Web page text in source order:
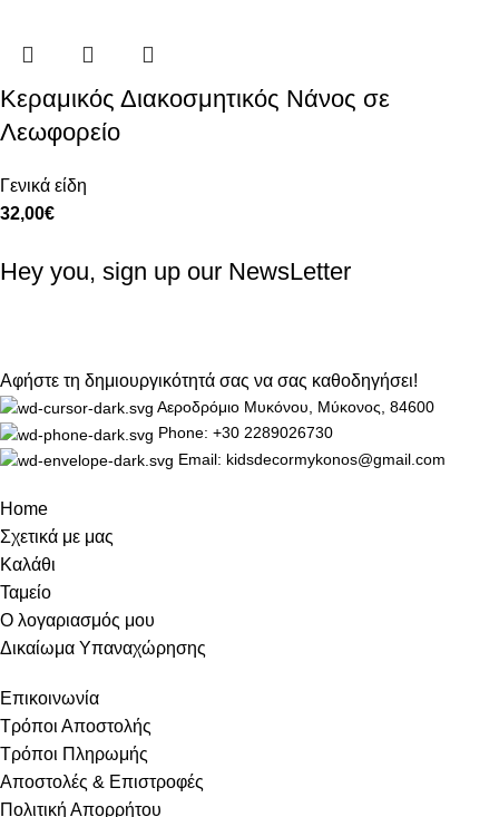
Κεραμικός Διακοσμητικός Νάνος σε
Λεωφορείο
Γενικά είδη
32,00€
Hey you, sign up our NewsLetter
Αφήστε τη δημιουργικότητά σας να σας καθοδηγήσει!
Αεροδρόμιο Μυκόνου, Μύκονος, 84600
Phone: +30 2289026730
Email: kidsdecormykonos@gmail.com
Home
Σχετικά με μας
Καλάθι
Ταμείο
Ο λογαριασμός μου
Δικαίωμα Υπαναχώρησης
Επικοινωνία
Τρόποι Αποστολής
Τρόποι Πληρωμής
Αποστολές & Επιστροφές
Πολιτική Απορρήτου